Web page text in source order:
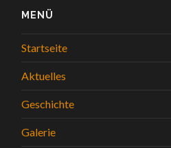
MENÜ
Startseite
Aktuelles
Geschichte
Galerie